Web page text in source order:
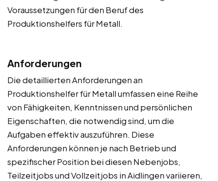
Voraussetzungen für den Beruf des
Produktionshelfers für Metall.
Anforderungen
Die detaillierten Anforderungen an
Produktionshelfer für Metall umfassen eine Reihe
von Fähigkeiten, Kenntnissen und persönlichen
Eigenschaften, die notwendig sind, um die
Aufgaben effektiv auszuführen. Diese
Anforderungen können je nach Betrieb und
spezifischer Position bei diesen Nebenjobs,
Teilzeitjobs und Vollzeitjobs in Aidlingen variieren,